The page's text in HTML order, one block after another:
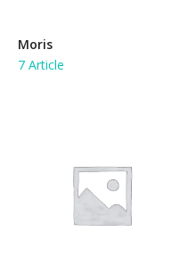
Moris
7 Article